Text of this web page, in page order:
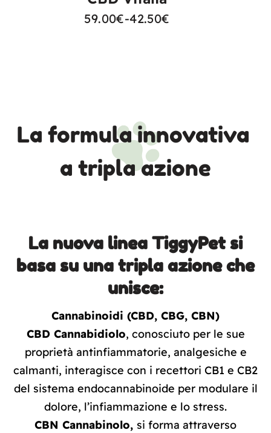
42.50€
-
59.00€
La formula innovativa
a tripla azione
La nuova linea TiggyPet si
basa su una tripla azione che
unisce:
Cannabinoidi (CBD, CBG, CBN)
CBD Cannabidiolo, conosciuto per le sue
proprietà antinfiammatorie, analgesiche e
calmanti, interagisce con i recettori CB1 e CB2
del sistema endocannabinoide per modulare il
dolore, l’infiammazione e lo stress.
CBN Cannabinolo, si forma attraverso